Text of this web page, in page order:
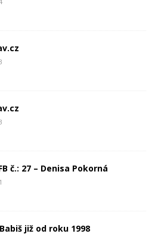
č.: 27 – Denisa Pokorná
již od roku 1998